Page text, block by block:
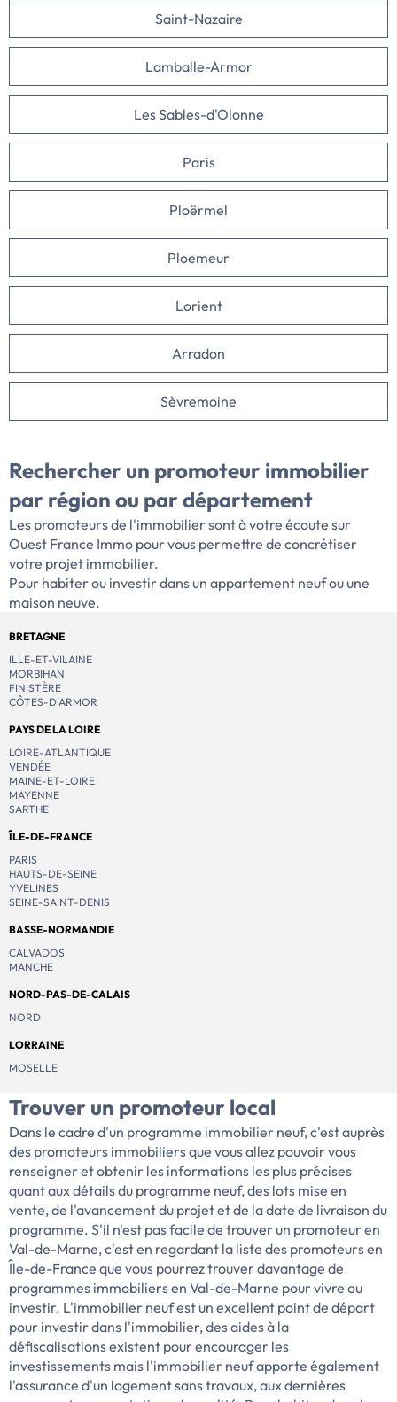
Saint-Nazaire
Lamballe-Armor
Les Sables-d'Olonne
Paris
Ploërmel
Ploemeur
Lorient
Arradon
Sèvremoine
Rechercher un promoteur immobilier
par région ou par département
Les promoteurs de l'immobilier sont à votre écoute sur
Ouest France Immo pour vous permettre de concrétiser
votre projet immobilier.
Pour habiter ou investir dans un appartement neuf ou une
maison neuve.
BRETAGNE
ILLE-ET-VILAINE
MORBIHAN
FINISTÈRE
CÔTES-D'ARMOR
PAYS DE LA LOIRE
LOIRE-ATLANTIQUE
VENDÉE
MAINE-ET-LOIRE
MAYENNE
SARTHE
ÎLE-DE-FRANCE
PARIS
HAUTS-DE-SEINE
YVELINES
SEINE-SAINT-DENIS
BASSE-NORMANDIE
CALVADOS
MANCHE
NORD-PAS-DE-CALAIS
NORD
LORRAINE
MOSELLE
Trouver un promoteur local
Dans le cadre d'un programme immobilier neuf, c'est auprès
des promoteurs immobiliers que vous allez pouvoir vous
renseigner et obtenir les informations les plus précises
quant aux détails du programme neuf, des lots mise en
vente, de l'avancement du projet et de la date de livraison du
programme. S'il n'est pas facile de trouver un promoteur en
Val-de-Marne, c'est en regardant la liste des promoteurs en
Île-de-France que vous pourrez trouver davantage de
programmes immobiliers en Val-de-Marne pour vivre ou
investir. L'immobilier neuf est un excellent point de départ
pour investir dans l'immobilier, des aides à la
défiscalisations existent pour encourager les
investissements mais l'immobilier neuf apporte également
l'assurance d'un logement sans travaux, aux dernières